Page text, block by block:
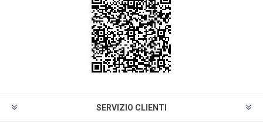
SERVIZIO CLIENTI